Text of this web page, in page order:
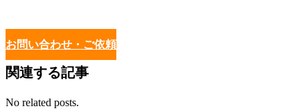
お問い合わせ・ご依頼
関連する記事
No related posts.